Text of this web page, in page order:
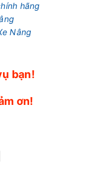
hãng
Nâng
bạn!
ơn!